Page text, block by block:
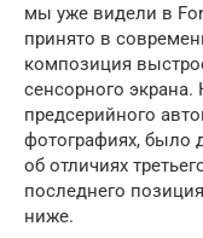
мы уже видели в
принято в
композиция
сенсорного
предсерийного
фотографиях, было
об отличиях
последнего
ниже.